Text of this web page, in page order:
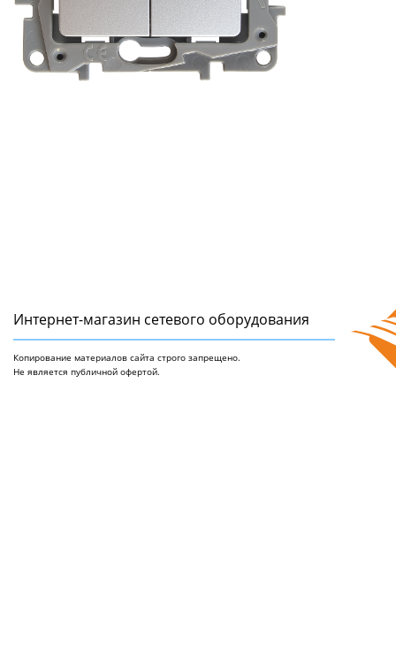
Интернет-магазин сетeвого оборудования
Копирование материалов сайта строго запрещено.
Не является публичной офертой.